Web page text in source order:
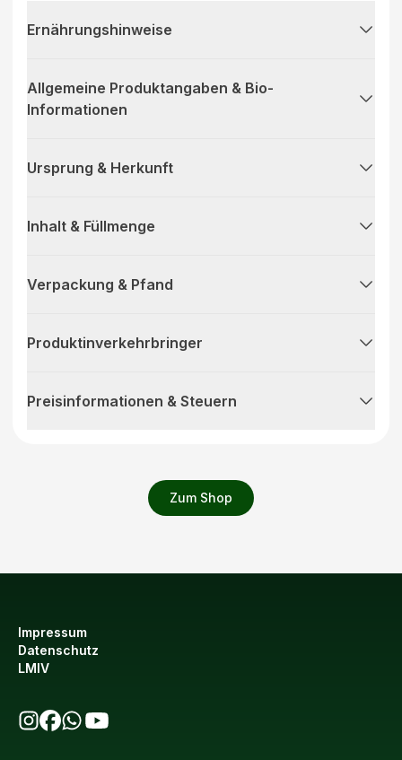
Zum Shop
Ernährungshinweise
Allgemeine Produktangaben & Bio-
Informationen
Ursprung & Herkunft
Inhalt & Füllmenge
Verpackung & Pfand
Produktinverkehrbringer
Preisinformationen & Steuern
Impressum
Datenschutz
LMIV